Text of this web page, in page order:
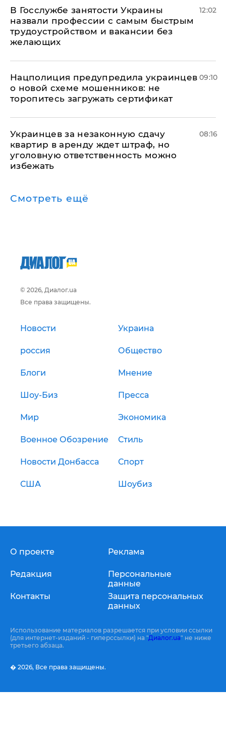
В Госслужбе занятости Украины
назвали профессии с самым быстрым
трудоустройством и вакансии без
желающих
12:02
Нацполиция предупредила украинцев
о новой схеме мошенников: не
торопитесь загружать сертификат
09:10
Украинцев за незаконную сдачу
квартир в аренду ждет штраф, но
уголовную ответственность можно
избежать
08:16
Смотреть ещё
© 2026, Диалог.ua
Все права защищены.
Новости Украина
россия Общество
Блоги Мнение
Шоу-Биз Пресса
Мир Экономика
Военное Обозрение Стиль
Новости Донбасса Спорт
США Шоубиз
О проекте
Редакция
Контакты
Реклама
Персональные
данные
Защита персональных
данных
Использование материалов разрешается при условии ссылки
(для интернет-изданий - гиперссылки) на "Диалог.ua" не ниже
третьего абзаца.
� 2026, Все права защищены.